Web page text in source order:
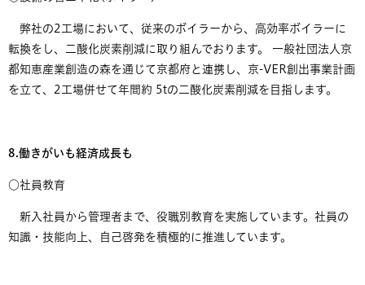
弊社の2工場において、従来のボイラーから、高効率ボイラーに
転換をし、二酸化炭素削減に取り組んでおります。 一般社団法人京
都知恵産業創造の森を通じて京都府と連携し、京-VER創出事業計画
を立て、2工場併せて年間約 5tの二酸化炭素削減を目指します。
8.働きがいも経済成長も
​○社員教育
新入社員から管理者まで、役職別教育を実施しています。社員の
知識・技能向上、自己啓発を積極的に推進しています。